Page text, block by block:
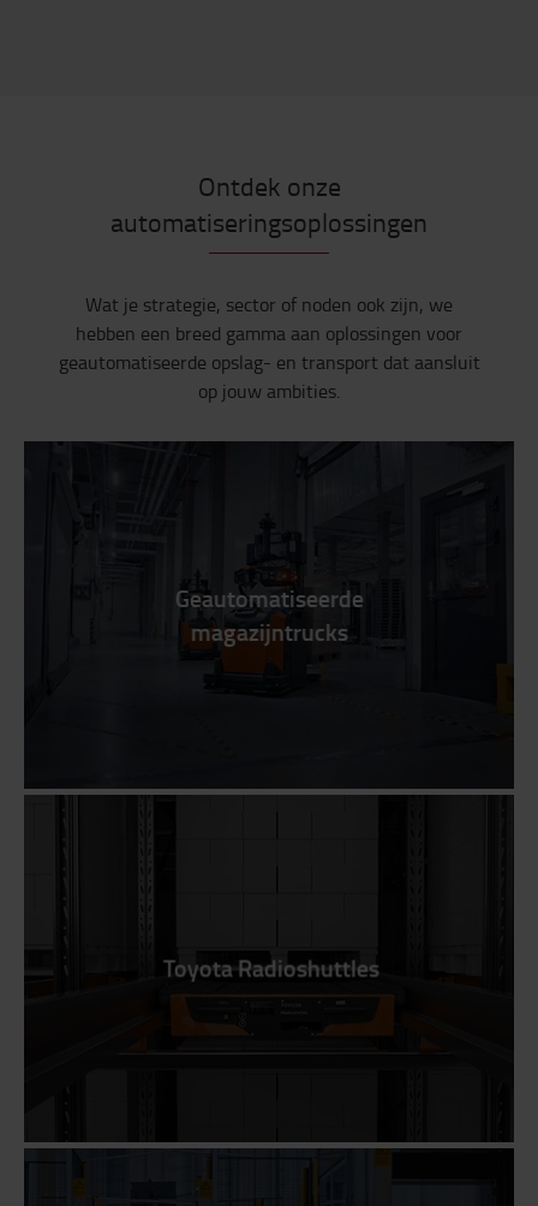
Ontdek onze
automatiseringsoplossingen
Wat je strategie, sector of noden ook zijn, we
hebben een breed gamma aan oplossingen voor
geautomatiseerde opslag- en transport dat aansluit
op jouw ambities.
Geautomatiseerde
magazijntrucks
Toyota Radioshuttles